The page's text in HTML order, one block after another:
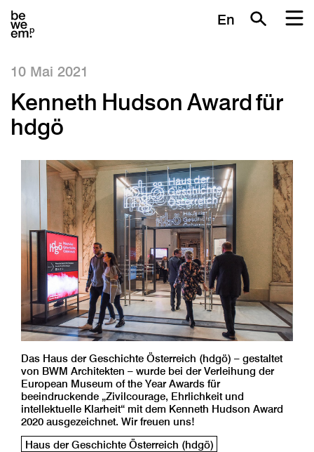
En
10 Mai 2021
Kenneth Hudson Award für
hdgö
Das Haus der Geschichte Österreich (hdgö) – gestaltet
von BWM Architekten – wurde bei der Verleihung der
European Museum of the Year Awards für
beeindruckende „Zivilcourage, Ehrlichkeit und
intellektuelle Klarheit“ mit dem Kenneth Hudson Award
2020 ausgezeichnet. Wir freuen uns!
Haus der Geschichte Österreich (hdgö)